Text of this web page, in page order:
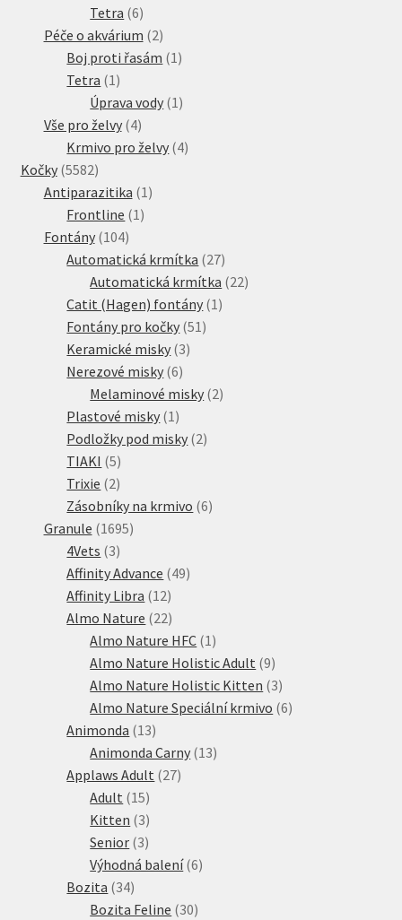
produkty
Tetra 66
produktů
Péče o akvárium 22
produkty
Boj proti řasám 1 1
Tetra 1 1
produkt
Úprava vody 1 1
Vše pro želvy 44
produkty
Krmivo pro želvy 44
Kočky 55825582
produktů
Antiparazitika 1 1
Frontline 1 1
Fontány 104104
produktů
Automatická krmítka 2727
produktů
Automatická krmítka 2222
Catit (Hagen) fontány 1 1
Fontány pro kočky 51 51
Keramické misky 33
Nerezové misky 66
produktů
Melaminové misky 22
Plastové misky 1 1
produkt
Podložky pod misky 22
TIAKI 55
produktů
Trixie 22
produkty
Zásobníky na krmivo 66
Granule 16951695
4Vets 33
produkty
Affinity Advance 4949
Affinity Libra 1212
produktů
Almo Nature 2222
produktů
Almo Nature HFC 1 1
produkt
Almo Nature Holistic Adult 99
produktů
Almo Nature Holistic Kitten 33
produkty
Almo Nature Speciální krmivo 66
Animonda 1313
produktů
Animonda Carny 1313
Applaws Adult 2727
Adult 1515
produktů
Kitten 33
produkty
Senior 33
produkty
Výhodná balení 66
Bozita 3434
produktů
Bozita Feline 3030